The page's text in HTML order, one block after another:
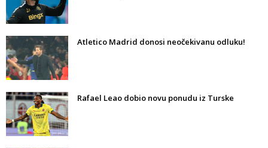
Atletico Madrid donosi neočekivanu odluku!
Rafael Leao dobio novu ponudu iz Turske